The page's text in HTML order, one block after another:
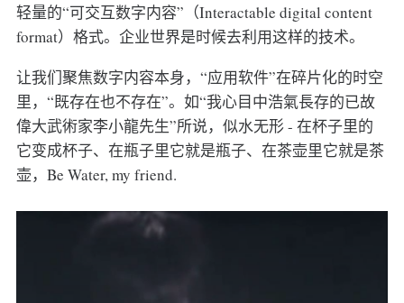
轻量的“可交互数字内容”（Interactable digital content
format）格式。企业世界是时候去利用这样的技术。
让我们聚焦数字内容本身，“应用软件”在碎片化的时空
里，“既存在也不存在”。如“我心目中浩氣長存的已故
偉大武術家李小龍先生”所说，似水无形 - 在杯子里的
它变成杯子、在瓶子里它就是瓶子、在茶壶里它就是茶
壶，Be Water, my friend.